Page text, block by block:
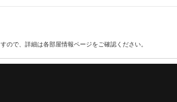
で、詳細は各部屋情報ページをご確認ください。